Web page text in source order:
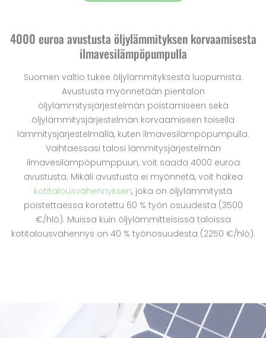
4000 euroa avustusta öljylämmityksen korvaamisesta
ilmavesilämpöpumpulla
Suomen valtio tukee öljylämmityksestä luopumista.
Avustusta myönnetään pientalon
öljylämmitysjärjestelmän poistamiseen sekä
öljylämmitysjärjestelmän korvaamiseen toisella
lämmitysjärjestelmällä, kuten ilmavesilämpöpumpulla.
Vaihtaessasi talosi lämmitysjärjestelmän
ilmavesilämpöpumppuun, voit saada 4000 euroa
avustusta. Mikäli avustusta ei myönnetä, voit hakea
kotitalousvähennyksen, joka on öljylämmitystä
poistettaessa korotettu 60 % työn osuudesta (3500
€/hlö). Muissa kuin öljylämmitteisissä taloissa
kotitalousvähennys on 40 % työnosuudesta (2250 €/hlö).